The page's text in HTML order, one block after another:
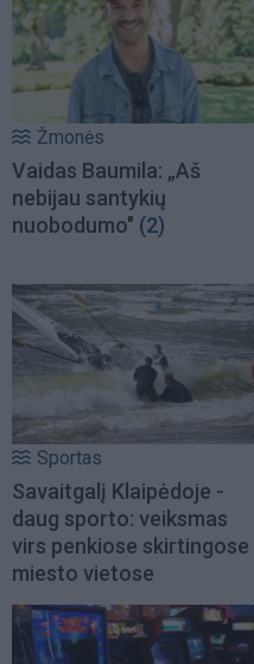
Žmonės
Vaidas Baumila: „Aš
nebijau santykių
nuobodumo" (2)
Sportas
Savaitgalį Klaipėdoje -
daug sporto: veiksmas
virs penkiose skirtingose
miesto vietose